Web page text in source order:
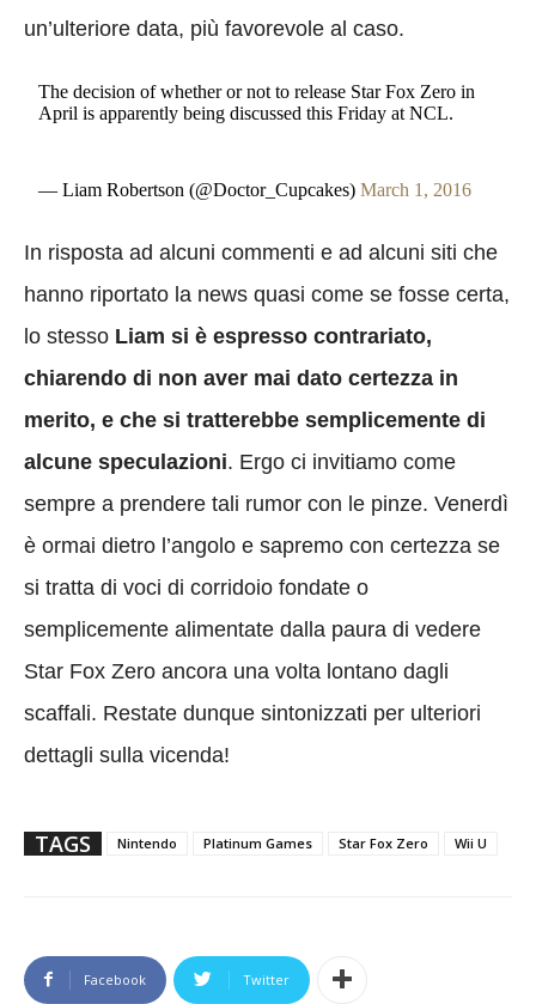
un’ulteriore data, più favorevole al caso.
The decision of whether or not to release Star Fox Zero in
April is apparently being discussed this Friday at NCL.
— Liam Robertson (@Doctor_Cupcakes)March 1, 2016
In risposta ad alcuni commenti e ad alcuni siti che
hanno riportato la news quasi come se fosse certa,
lo stesso Liam si è espresso contrariato,
chiarendo di non aver mai dato certezza in
merito, e che si tratterebbe semplicemente di
alcune speculazioni. Ergo ci invitiamo come
sempre a prendere tali rumor con le pinze. Venerdì
è ormai dietro l’angolo e sapremo con certezza se
si tratta di voci di corridoio fondate o
semplicemente alimentate dalla paura di vedere
Star Fox Zero ancora una volta lontano dagli
scaffali. Restate dunque sintonizzati per ulteriori
dettagli sulla vicenda!
TAGS Nintendo Platinum Games Star Fox Zero Wii U
Facebook Twitter